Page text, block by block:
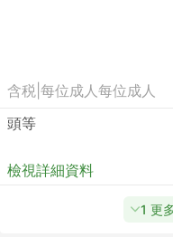
含税 每位成人每位成人
頭等
檢視詳細資料
1 更